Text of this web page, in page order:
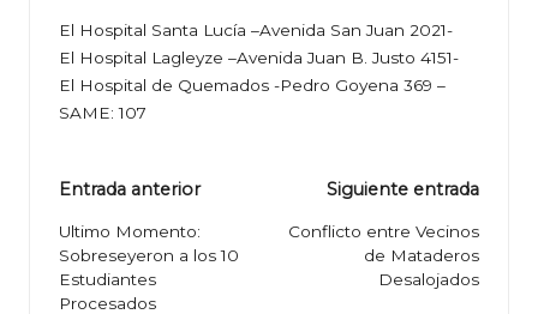
El Hospital Santa Lucía –Avenida San Juan 2021-
El Hospital Lagleyze –Avenida Juan B. Justo 4151-
El Hospital de Quemados -Pedro Goyena 369 –
SAME: 107
Navegación
de
entradas
Entrada anterior
Ultimo Momento:
Sobreseyeron a los 10
Estudiantes
Procesados
Siguiente entrada
Conflicto entre Vecinos
de Mataderos
Desalojados